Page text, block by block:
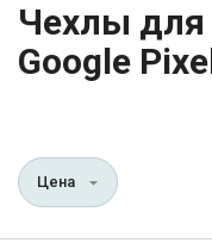
Чехлы для
Google
Цена